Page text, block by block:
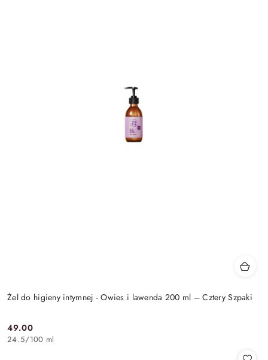
Żel do higieny intymnej - Owies i lawenda 200 ml – Cztery Szpaki
Cena:
49.00
24.5/100 ml